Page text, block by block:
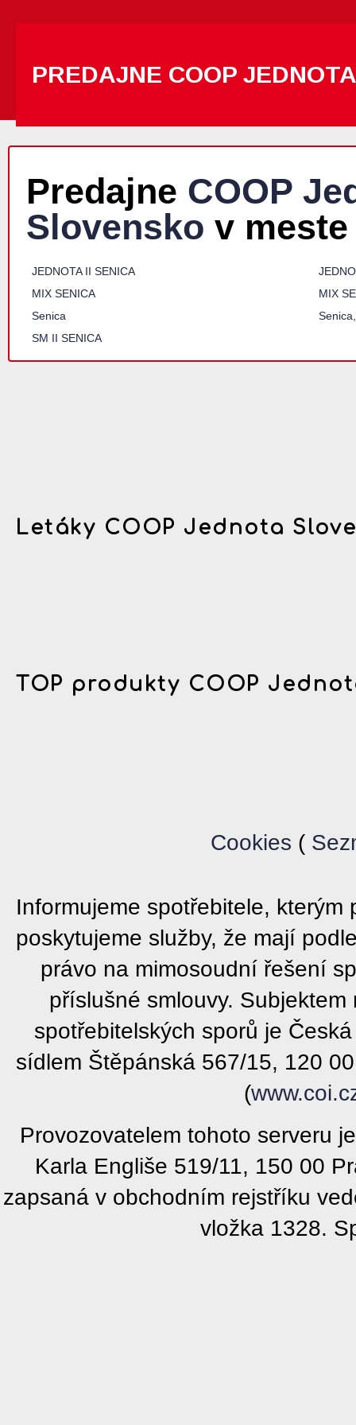
PREDAJNE COOP
Predajne COOP
Slovensko v
JEDNOTA II SENICA
MIX SENICA
MIX
Senica
SM II SENICA
Letáky COOP Jednota
TOP produkty COOP
Cookies (
Informujeme spotřebitele, kterým
poskytujeme služby, že mají
právo na mimosoudní řešení
příslušné smlouvy.
spotřebitelských sporů je
sídlem Štěpánská 567/15, 120
(
Provozovatelem tohoto serveru
Karla Engliše 519/11, 150 00
zapsaná v obchodním rejstříku
vložka 1328.